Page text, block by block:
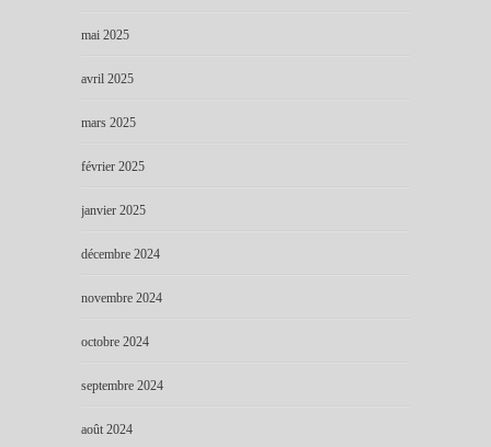
mai 2025
avril 2025
mars 2025
février 2025
janvier 2025
décembre 2024
novembre 2024
octobre 2024
septembre 2024
août 2024